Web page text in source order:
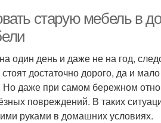
старую мебель в
один день и даже не на год,
достаточно дорого, да и
Но даже при самом бережном
повреждений. В таких
руками в домашних условиях.